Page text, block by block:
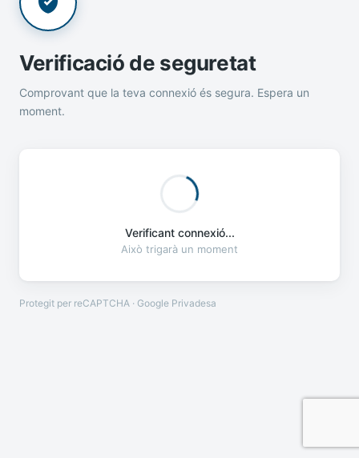
Verificació de seguretat
Comprovant que la teva connexió és segura. Espera un
moment.
Verificant connexió...
Això trigarà un moment
Protegit per reCAPTCHA · Google Privadesa